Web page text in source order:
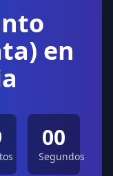
en
00
Segundos